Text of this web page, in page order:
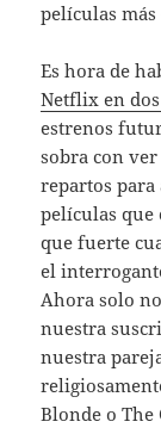
películas
Es hora de
Netflix en
estrenos
sobra con ver
repartos para
películas que
que fuerte
el
Ahora solo
nuestra
nuestra
Blonde o The